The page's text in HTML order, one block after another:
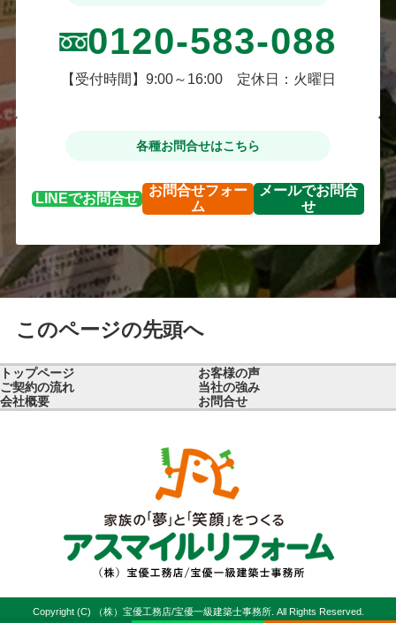
0120-583-088
【受付時間】9:00～16:00 定休日：火曜日
各種お問合せはこちら
LINEでお問合せ
お問合せフォー
ム
メールでお問合
せ
このページの先頭へ
トップページ
お客様の声
ご契約の流れ
当社の強み
会社概要
お問合せ
Copyright (C) （株）宝優工務店/宝優一級建築士事務所. All Rights Reserved.